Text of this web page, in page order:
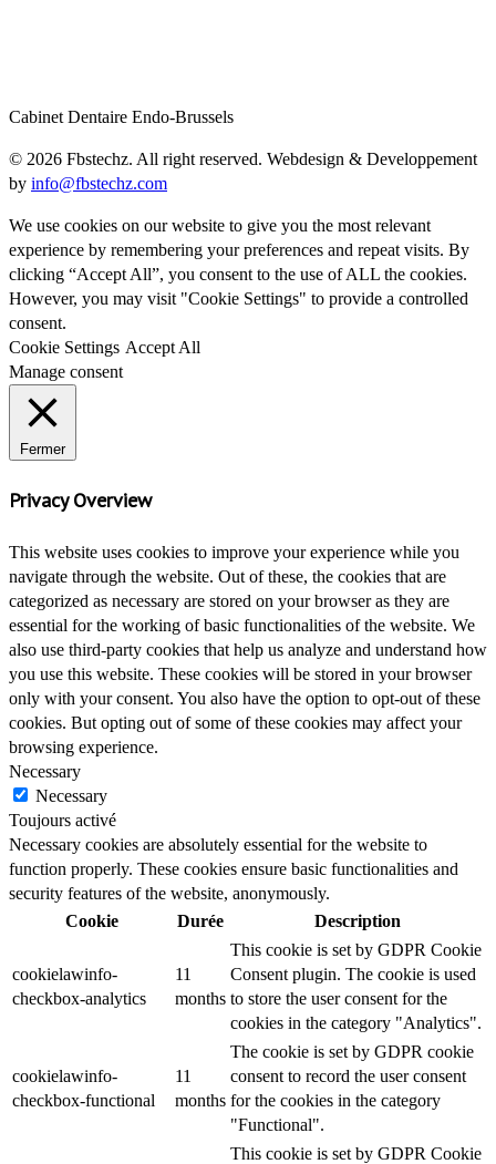
Cabinet Dentaire Endo-Brussels
© 2026 Fbstechz. All right reserved. Webdesign & Developpement
by info@fbstechz.com
We use cookies on our website to give you the most relevant
experience by remembering your preferences and repeat visits. By
clicking “Accept All”, you consent to the use of ALL the cookies.
However, you may visit "Cookie Settings" to provide a controlled
consent.
Cookie Settings Accept All
Manage consent
Fermer
Privacy Overview
This website uses cookies to improve your experience while you
navigate through the website. Out of these, the cookies that are
categorized as necessary are stored on your browser as they are
essential for the working of basic functionalities of the website. We
also use third-party cookies that help us analyze and understand how
you use this website. These cookies will be stored in your browser
only with your consent. You also have the option to opt-out of these
cookies. But opting out of some of these cookies may affect your
browsing experience.
Necessary
Necessary
Toujours activé
Necessary cookies are absolutely essential for the website to
function properly. These cookies ensure basic functionalities and
security features of the website, anonymously.
Cookie
Durée Description
cookielawinfo-
checkbox-analytics
11
months
This cookie is set by GDPR Cookie
Consent plugin. The cookie is used
to store the user consent for the
cookies in the category "Analytics".
cookielawinfo-
checkbox-functional
11
months
The cookie is set by GDPR cookie
consent to record the user consent
for the cookies in the category
"Functional".
This cookie is set by GDPR Cookie